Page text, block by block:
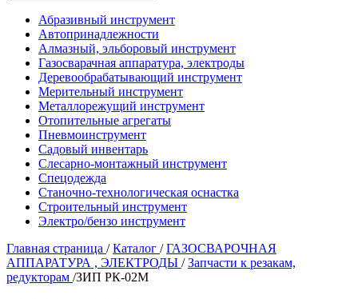
Абразивный инструмент
Автопринадлежности
Алмазный, эльборовый инструмент
Газосварачная аппаратура, электроды
Деревообрабатывающий инструмент
Мерительный инструмент
Металлорежущий инструмент
Отопительные агрегаты
Пневмоинструмент
Садовый инвентарь
Слесарно-монтажный инструмент
Спецодежда
Станочно-технологическая оснастка
Строительный инструмент
Электро/бензо инструмент
Главная страница / Каталог / ГАЗОСВАРОЧНАЯ
АППАРАТУРА , ЭЛЕКТРОДЫ / Запчасти к резакам,
редукторам /ЗИП РК-02М